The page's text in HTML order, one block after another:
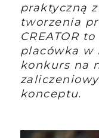
praktyczną
tworzenia
CREATOR
placówka w
konkurs na
konceptu.